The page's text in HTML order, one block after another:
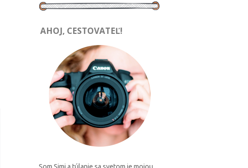
AHOJ, CESTOVATEĽ!